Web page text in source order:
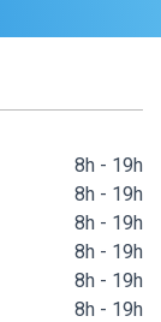
8h - 19h
8h - 19h
8h - 19h
8h - 19h
8h - 19h
8h - 19h